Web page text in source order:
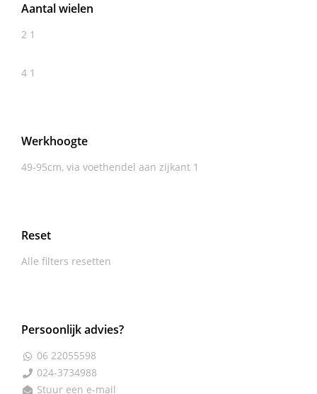
Aantal wielen
2 1
4 1
Werkhoogte
49-95cm, via voethendel aan zijkant 1
Reset
Alle filters resetten
Persoonlijk advies?
 06 22055598
 024-3734988
 Stuur een e-mail